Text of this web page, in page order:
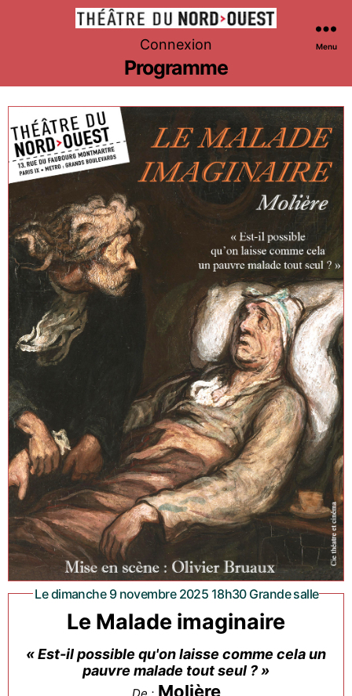
Théâtre
du
Nord-
Ouest
Connexion Menu
Programme
Le dimanche 9 novembre 2025 18h30 Grande salle
Le Malade imaginaire
« Est-il possible qu'on laisse comme cela un
pauvre malade tout seul ? »
Molière